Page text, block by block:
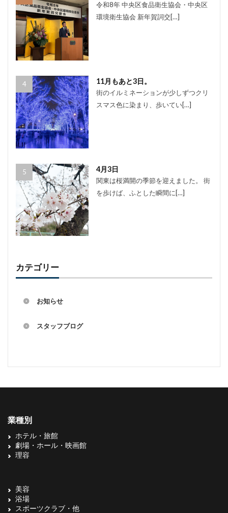
令和8年 中央区食品衛生協会・中央区
環境衛生協会 新年賀詞交[…]
11月もあと3日。
街のイルミネーションが少しずつクリ
スマス色に染まり、歩いてい[…]
4月3日
関東は桜満開の季節を迎えました。 街
を歩けば、ふとした瞬間に[…]
カテゴリー
お知らせ
スタッフブログ
業種別
ホテル・旅館
劇場・ホール・映画館
理容
美容
浴場
スポーツクラブ・他